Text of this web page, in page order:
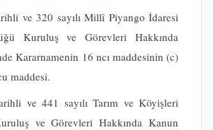
ve 320 sayılı Millî Piyango İdaresi
Kuruluş ve Görevleri Hakkında
Kararnamenin 16 ncı maddesinin (c)
maddesi.
ve 441 sayılı Tarım ve Köyişleri
ve Görevleri Hakkında Kanun